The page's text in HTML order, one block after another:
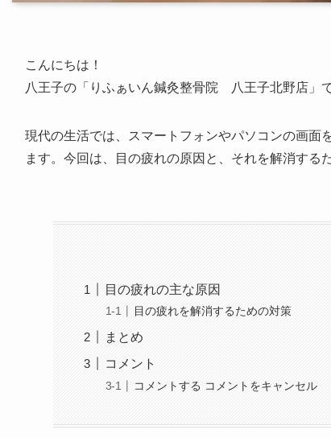
こんにちは！
八王子の「りふぁいん鍼灸整骨院 八王子北野店」で
現代の生活では、スマートフォンやパソコンの画面
ます。今回は、目の疲れの原因と、それを解消する
目の疲れの主な原因
目の疲れを解消するための対策
まとめ
コメント
コメントする コメントをキャンセル